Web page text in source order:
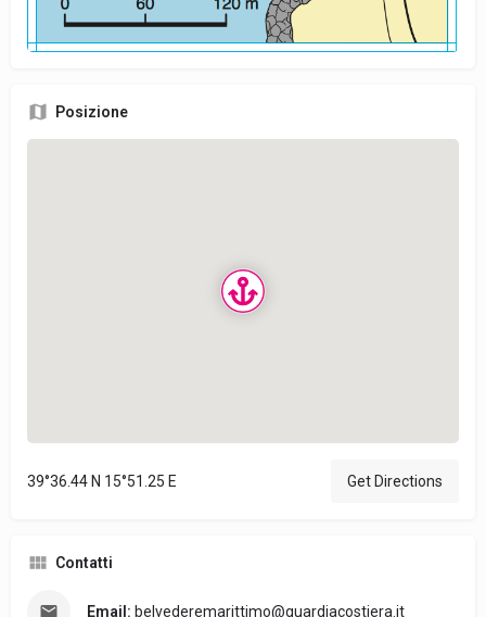
Posizione
39°36.44 N 15°51.25 E Get Directions
Contatti
Email: belvederemarittimo@guardiacostiera.it